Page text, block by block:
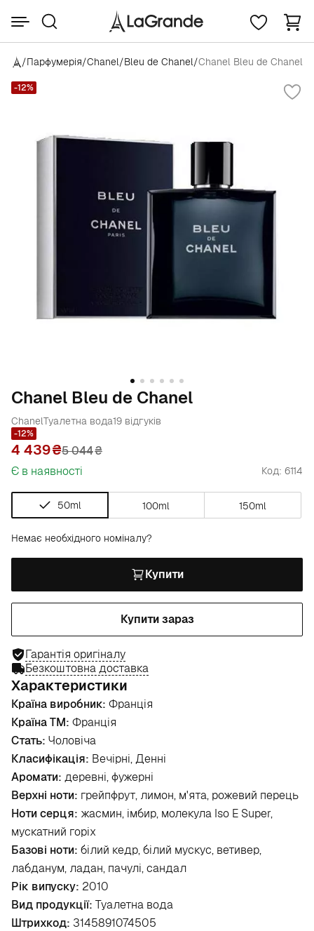
/Парфумерія/Chanel/Bleu de Chanel/Chanel Bleu de Chanel
-12%
Chanel Bleu de Chanel
ChanelТуалетна вода19 відгуків
-12%
4 439 5 044₴
Є в наявності
Код: 6114
50ml 100ml 150ml
Немає необхідного номіналу?
Купити
Купити зараз
Гарантія оригіналу
Безкоштовна доставка
Характеристики
Країна виробник: Франція
Країна ТМ: Франція
Стать: Чоловіча
Класифікація: Вечірні, Денні
Аромати: деревні, фужерні
Верхні ноти: грейпфрут, лимон, м'ята, рожевий перець
Ноти серця: жасмин, імбир, молекула Iso E Super,
мускатний горіх
Базові ноти: білий кедр, білий мускус, ветивер,
лабданум, ладан, пачулі, сандал
Рік випуску: 2010
Вид продукції: Туалетна вода
Штрихкод: 3145891074505